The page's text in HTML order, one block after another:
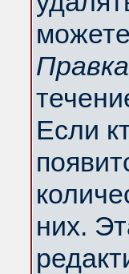
Правка
Если
них.